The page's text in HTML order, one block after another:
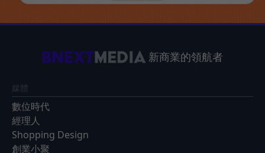
新商業的領航者
媒體
數位時代
經理人
Shopping Design
創業小聚